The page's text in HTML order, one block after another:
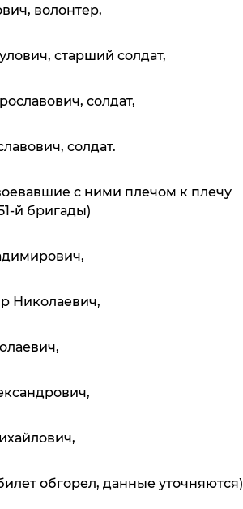
волонтер,
старший солдат,
солдат,
солдат.
с ними плечом к плечу
й бригады)
Николаевич,
обгорел, данные уточняются)